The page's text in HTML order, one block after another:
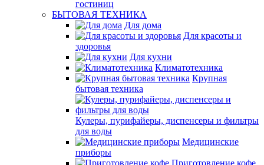
гостиниц
БЫТОВАЯ ТЕХНИКА
Для дома
Для красоты и
здоровья
Для кухни
Климатотехника
Крупная
бытовая техника
Кулеры, пурифайеры, диспенсеры и фильтры
для воды
Медицинские
приборы
Приготовление кофе